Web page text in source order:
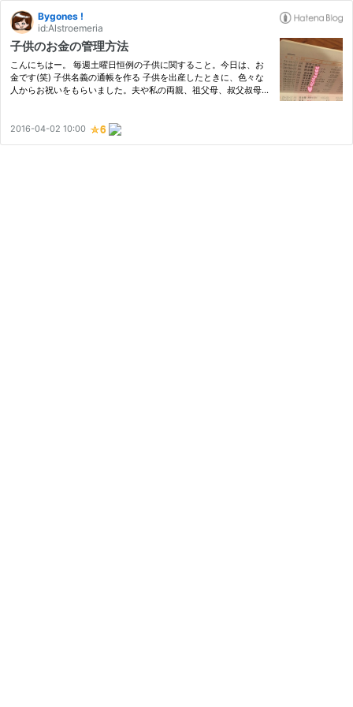
Bygones !
id:Alstroemeria
子供のお金の管理方法
こんにちはー。 毎週土曜日恒例の子供に関すること。今日は、お
金です(笑) 子供名義の通帳を作る 子供を出産したときに、色々な
人からお祝いをもらいました。夫や私の両親、祖父母、叔父叔母、
る…
2016-04-02 10:00